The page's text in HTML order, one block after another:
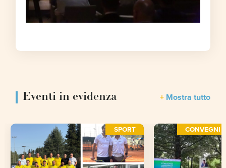
Eventi in evidenza Mostra tutto
SPORT CONVEGNI